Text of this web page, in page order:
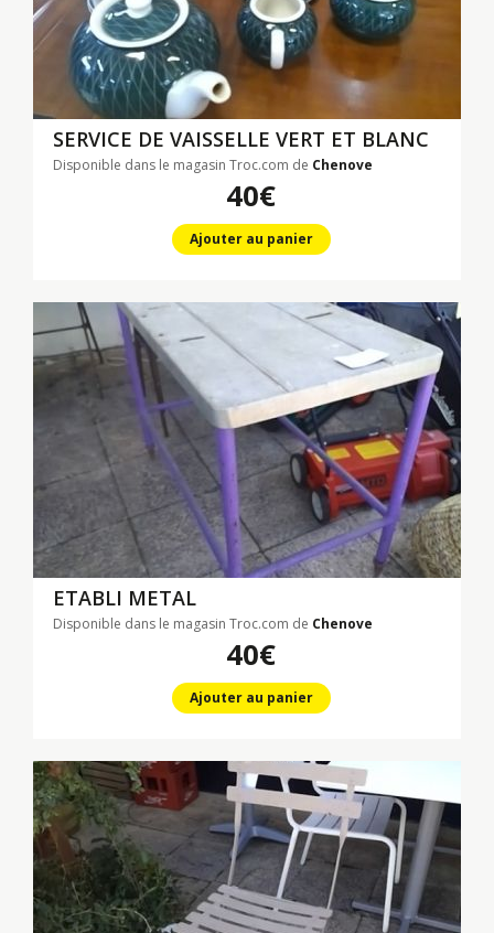
SERVICE DE VAISSELLE VERT ET BLANC
Disponible dans le magasin Troc.com de Chenove
40€
Ajouter au panier
ETABLI METAL
Disponible dans le magasin Troc.com de Chenove
40€
Ajouter au panier